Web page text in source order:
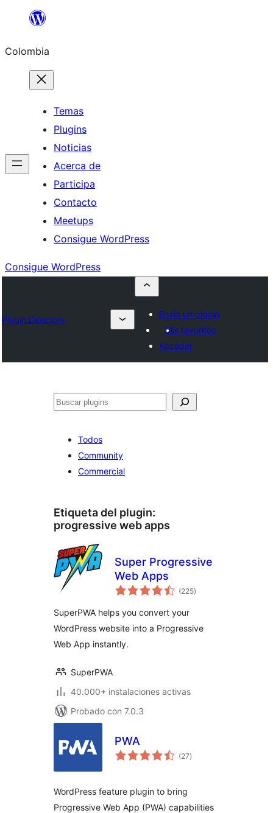
Saltar
contenido
Colombia
Temas
Plugins
Noticias
Acerca de
Participa
Contacto
Meetups
Consigue WordPress
Consigue WordPress
Plugin Directory
Envía un plugin
Mis favoritos
Acceder
Buscar
Todos
Community
Commercial
Etiqueta del plugin:
progressive web apps
Super Progressive
Web Apps
(225total
de
)
SuperPWA helps you convert your
WordPress website into a Progressive
Web App instantly.
SuperPWA
40.000+ instalaciones activas
Probado con 7.0.3
PWA
(27total
de
)
WordPress feature plugin to bring
Progressive Web App (PWA) capabilities